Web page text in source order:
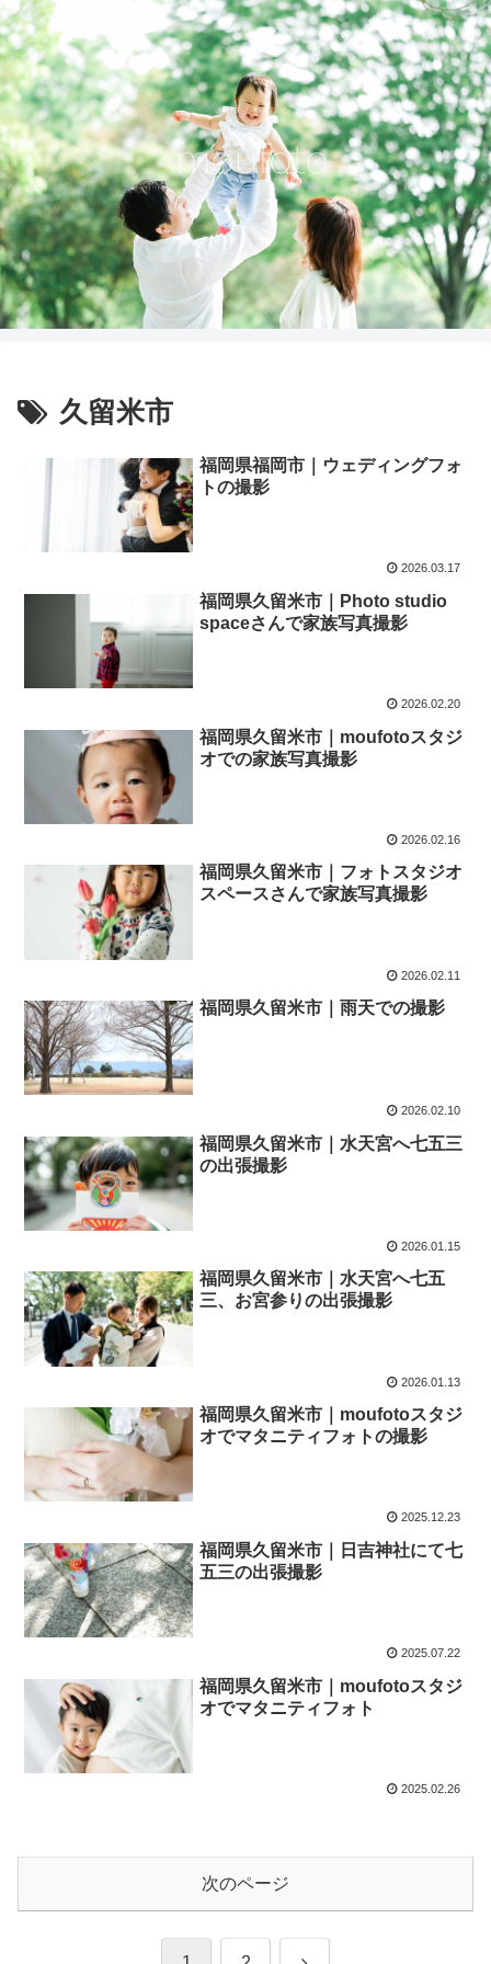
久留米市
福岡県福岡市｜ウェディングフォ
トの撮影
2026.03.17
福岡県久留米市｜Photo studio
spaceさんで家族写真撮影
2026.02.20
福岡県久留米市｜moufotoスタジ
オでの家族写真撮影
2026.02.16
福岡県久留米市｜フォトスタジオ
スペースさんで家族写真撮影
2026.02.11
福岡県久留米市｜雨天での撮影
2026.02.10
福岡県久留米市｜水天宮へ七五三
の出張撮影
2026.01.15
福岡県久留米市｜水天宮へ七五
三、お宮参りの出張撮影
2026.01.13
福岡県久留米市｜moufotoスタジ
オでマタニティフォトの撮影
2025.12.23
福岡県久留米市｜日吉神社にて七
五三の出張撮影
2025.07.22
福岡県久留米市｜moufotoスタジ
オでマタニティフォト
2025.02.26
次のページ